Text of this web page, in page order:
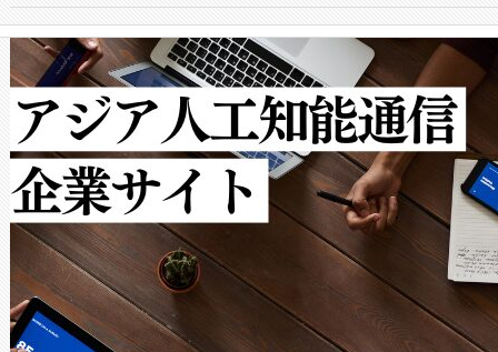
クルの各段階のデータを監視
[…]
で向上し、最大検知距離は
ットだけで最大1キロメート
ルの変電所周囲を監視でき、
作業と点群処理を簡素化でき
Avia 2は、2種類のFOVオプシ
× 80°のノーマルモード、長
ードを切り替えて使用するこ